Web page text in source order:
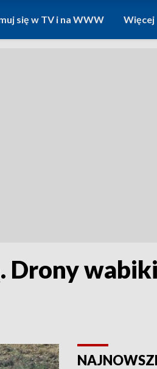
się w TV i na WWW Więcej
Drony